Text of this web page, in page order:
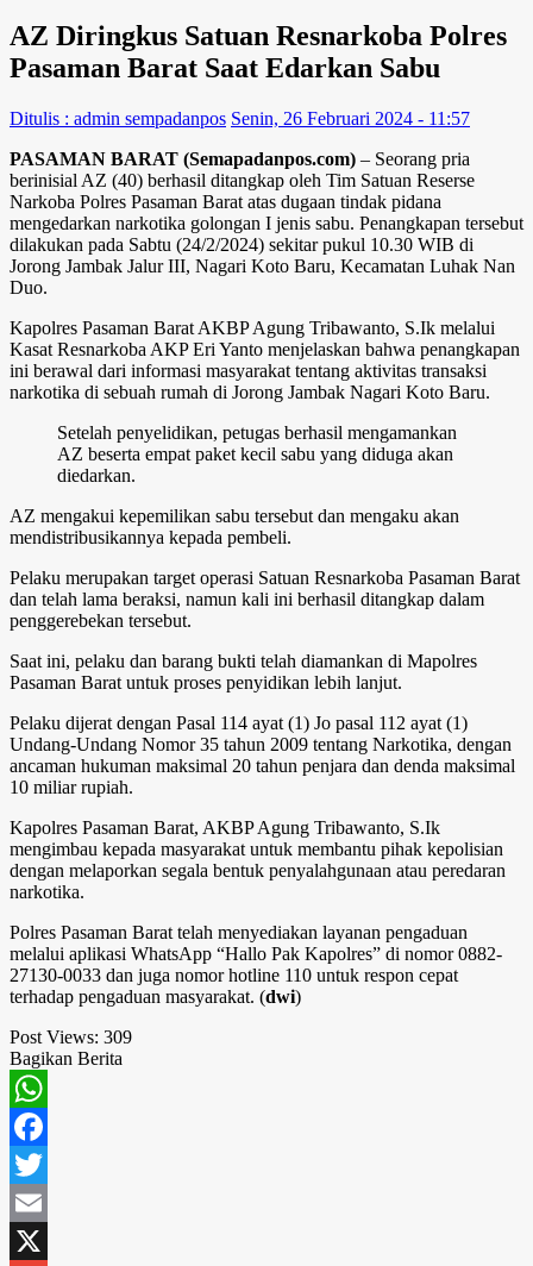
AZ Diringkus Satuan Resnarkoba Polres
Pasaman Barat Saat Edarkan Sabu
Ditulis : admin sempadanpos Senin, 26 Februari 2024 - 11:57
PASAMAN BARAT (Semapadanpos.com) – Seorang pria
berinisial AZ (40) berhasil ditangkap oleh Tim Satuan Reserse
Narkoba Polres Pasaman Barat atas dugaan tindak pidana
mengedarkan narkotika golongan I jenis sabu. Penangkapan tersebut
dilakukan pada Sabtu (24/2/2024) sekitar pukul 10.30 WIB di
Jorong Jambak Jalur III, Nagari Koto Baru, Kecamatan Luhak Nan
Duo.
Kapolres Pasaman Barat AKBP Agung Tribawanto, S.Ik melalui
Kasat Resnarkoba AKP Eri Yanto menjelaskan bahwa penangkapan
ini berawal dari informasi masyarakat tentang aktivitas transaksi
narkotika di sebuah rumah di Jorong Jambak Nagari Koto Baru.
Setelah penyelidikan, petugas berhasil mengamankan
AZ beserta empat paket kecil sabu yang diduga akan
diedarkan.
AZ mengakui kepemilikan sabu tersebut dan mengaku akan
mendistribusikannya kepada pembeli.
Pelaku merupakan target operasi Satuan Resnarkoba Pasaman Barat
dan telah lama beraksi, namun kali ini berhasil ditangkap dalam
penggerebekan tersebut.
Saat ini, pelaku dan barang bukti telah diamankan di Mapolres
Pasaman Barat untuk proses penyidikan lebih lanjut.
Pelaku dijerat dengan Pasal 114 ayat (1) Jo pasal 112 ayat (1)
Undang-Undang Nomor 35 tahun 2009 tentang Narkotika, dengan
ancaman hukuman maksimal 20 tahun penjara dan denda maksimal
10 miliar rupiah.
Kapolres Pasaman Barat, AKBP Agung Tribawanto, S.Ik
mengimbau kepada masyarakat untuk membantu pihak kepolisian
dengan melaporkan segala bentuk penyalahgunaan atau peredaran
narkotika.
Polres Pasaman Barat telah menyediakan layanan pengaduan
melalui aplikasi WhatsApp “Hallo Pak Kapolres” di nomor 0882-
27130-0033 dan juga nomor hotline 110 untuk respon cepat
terhadap pengaduan masyarakat. (dwi)
Post Views: 309
Bagikan Berita
WhatsApp
Facebook
Twitter
Email